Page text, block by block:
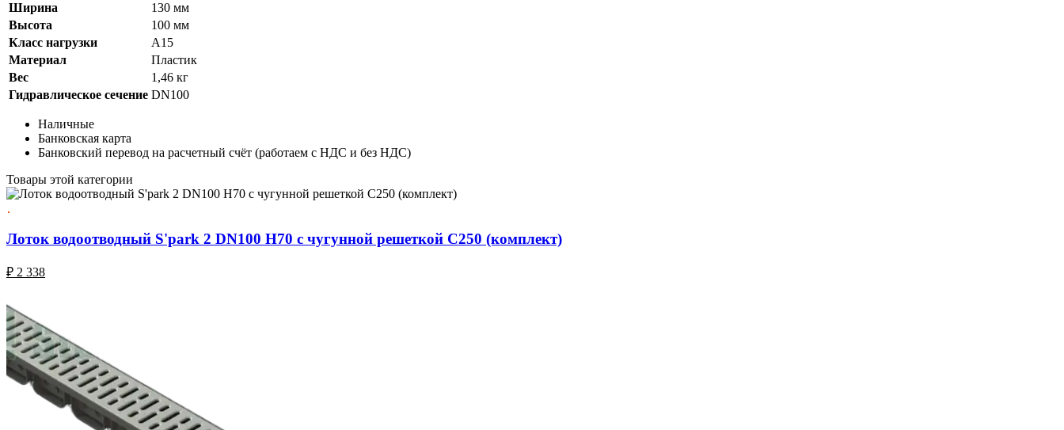
Ширина
130 мм
Высота
100 мм
Класс нагрузки
A15
Материал
Пластик
Вес
1,46 кг
Гидравлическое сечение DN100
Наличные
Банковская карта
Банковский перевод на расчетный счёт (работаем с НДС и без НДС)
Товары этой категории
Лоток водоотводный S'park 2 DN100 H70 с чугунной решеткой С250 (комплект)
₽ 2 338